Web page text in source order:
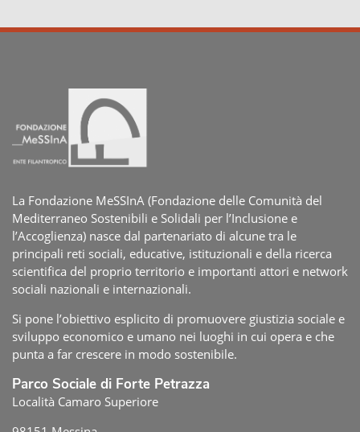
La Fondazione MeSSInA (Fondazione delle Comunità del
Mediterraneo Sostenibili e Solidali per l’Inclusione e
l’Accoglienza) nasce dal partenariato di alcune tra le
principali reti sociali, educative, istituzionali e della ricerca
scientifica del proprio territorio e importanti attori e network
sociali nazionali e internazionali.
Si pone l’obiettivo esplicito di promuovere giustizia sociale e
sviluppo economico e umano nei luoghi in cui opera e che
punta a far crescere in modo sostenibile.
Parco Sociale di Forte Petrazza
Località Camaro Superiore